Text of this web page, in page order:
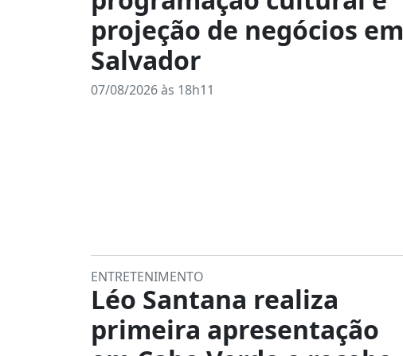
projeção de negócios em
Salvador
07/08/2026 às 18h11
ENTRETENIMENTO
Léo Santana realiza
primeira apresentação